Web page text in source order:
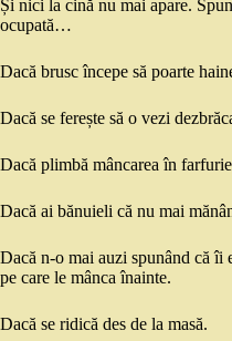
Și nici la cină nu mai apare.
ocupată…
Dacă brusc începe să poarte
Dacă se ferește să o vezi
Dacă plimbă mâncarea în
Dacă ai bănuieli că nu mai
Dacă n-o mai auzi spunând că îi
pe care le mânca înainte.
Dacă se ridică des de la masă.